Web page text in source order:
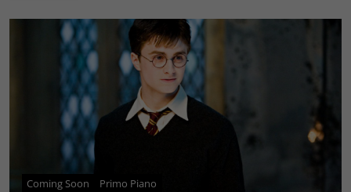
Coming Soon Primo Piano